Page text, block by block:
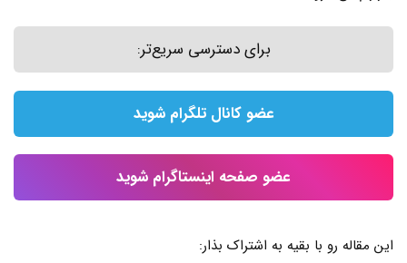
برای دسترسی سریع‌تر:
عضو کانال تلگرام شوید
عضو صفحه اینستاگرام شوید
این مقاله رو با بقیه به اشتراک بذار: